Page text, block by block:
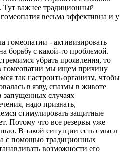
Тут важнее традиционный
весьма эффективна и у
гомеопатии - активизировать
борьбу с какой-то проблемой.
убрать проявления, то
гомеопатии мы ищем причину
так настроить организм, чтобы
в язву, спазмы в животе
запущенных случаях
надо признать,
стимулировать защитные
Потому что все резервы уже
В такой ситуации есть смысл
с помощью традиционных
возможности его